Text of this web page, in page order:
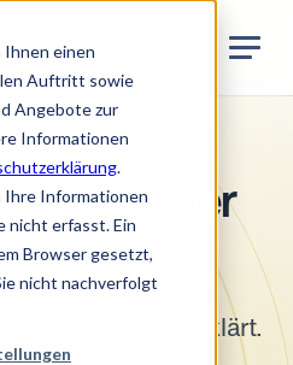
Ihnen einen
Auftritt sowie
Angebote zur
Informationen
.
Ihre Informationen
nicht erfasst. Ein
Browser gesetzt,
nicht nachverfolgt
Gründer
für AG, GmbH,
Verein einfach erklärt.
•5 Min. Lesezeit